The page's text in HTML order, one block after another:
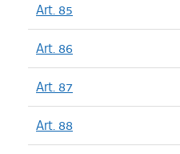
Art. 85
Art. 86
Art. 87
Art. 88